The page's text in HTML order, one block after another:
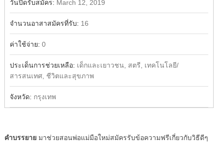
วันปิดรับสมัคร: March 12, 2019
จำนวนอาสาสมัครที่รับ: 16
ค่าใช้จ่าย: 0
ประเด็นการช่วยเหลือ: เด็กและเยาวชน, สตรี, เทคโนโลยี/
สารสนเทศ, ชีวิตและสุขภาพ
จังหวัด: กรุงเทพ
คำบรรยาย มาช่วยสอนพ่อแม่มือใหม่สมัครรับข้อความฟรีเกี่ยวกับวิธีดีๆ